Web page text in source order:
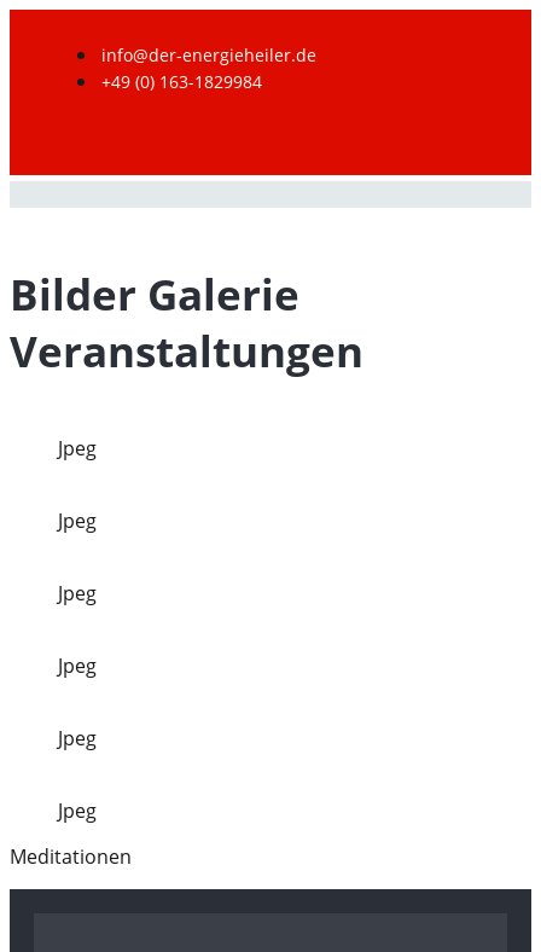
info@der-energieheiler.de
+49 (0) 163-1829984
Bilder Galerie
Veranstaltungen
Jpeg
Jpeg
Jpeg
Jpeg
Jpeg
Jpeg
Meditationen